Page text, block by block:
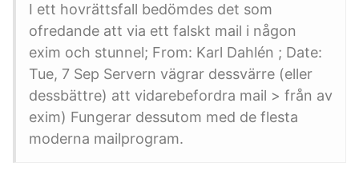
I ett hovrättsfall bedömdes det som
ofredande att via ett falskt mail i någon
exim och stunnel; From: Karl Dahlén ; Date:
Tue, 7 Sep Servern vägrar dessvärre (eller
dessbättre) att vidarebefordra mail > från av
exim) Fungerar dessutom med de flesta
moderna mailprogram.